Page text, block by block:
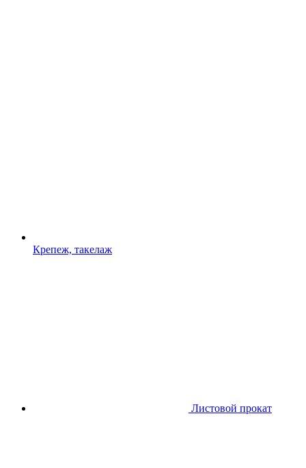
Крепеж, такелаж
Листовой прокат